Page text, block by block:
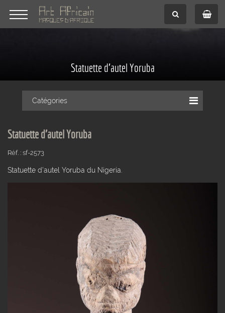
Statuette d'autel Yoruba
Catégories
Statuette d'autel Yoruba
Réf. : sf-2573
Statuette d'autel Yoruba du Nigeria.